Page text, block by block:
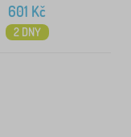
601 Kč
2 DNY